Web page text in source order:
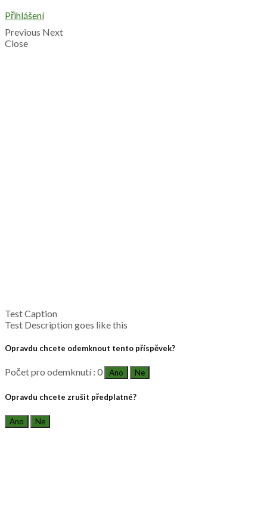
Přihlášení
Previous Next
Close
Test Caption
Test Description goes like this
Opravdu chcete odemknout tento příspěvek?
Počet pro odemknutí : 0 Ano Ne
Opravdu chcete zrušit předplatné?
Ano Ne